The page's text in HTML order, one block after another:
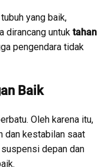
yang baik,
dirancang untuk tahan
pengendara tidak
Baik
Oleh karena itu,
dan kestabilan saat
depan dan